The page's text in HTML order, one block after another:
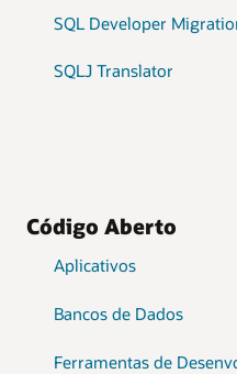
SQL Developer
SQLJ Translator
Código Aberto
Aplicativos
Bancos de Dados
Ferramentas de